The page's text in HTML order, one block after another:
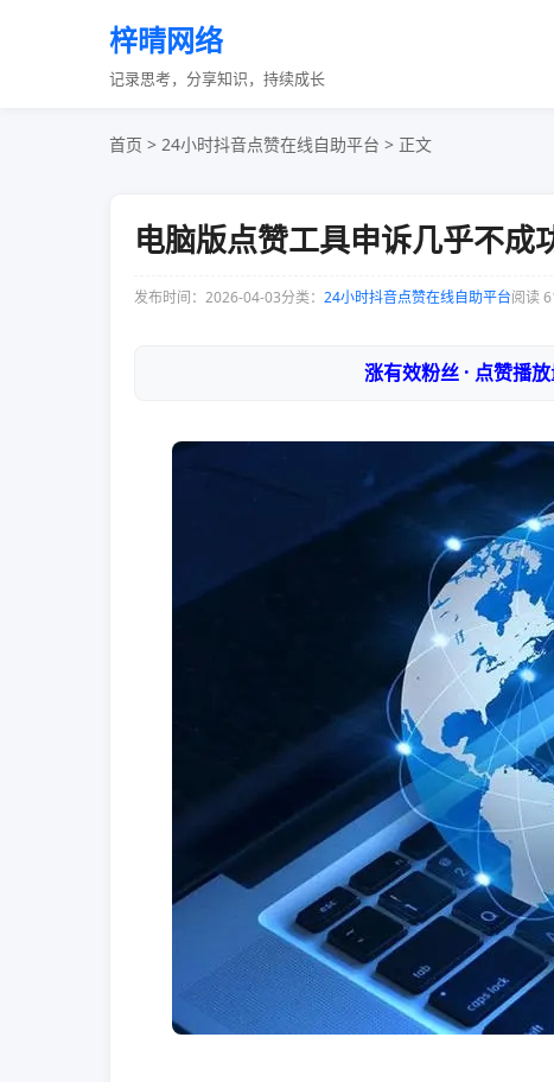
梓晴网络
记录思考，分享知识，持续成长
首页 > 24小时抖音点赞在线自助平台 > 正文
电脑版点赞工具申诉几乎不成
发布时间：2026-04-03分类： 24小时抖音点赞在线自助平台阅读
涨有效粉丝 · 点赞播